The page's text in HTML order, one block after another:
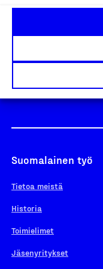
Yhteiskunnallinen
Suomalainen työ
Tietoa meistä
Historia
Toimielimet
Jäsenyritykset